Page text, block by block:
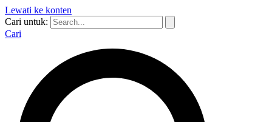
Lewati ke konten
Cari untuk:
Cari